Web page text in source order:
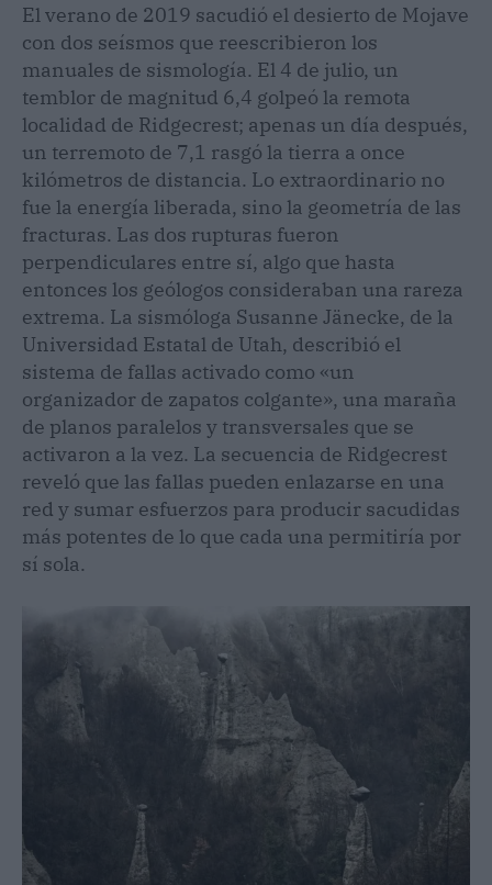
El verano de 2019 sacudió el desierto de Mojave
con dos seísmos que reescribieron los
manuales de sismología. El 4 de julio, un
temblor de magnitud 6,4 golpeó la remota
localidad de Ridgecrest; apenas un día después,
un terremoto de 7,1 rasgó la tierra a once
kilómetros de distancia. Lo extraordinario no
fue la energía liberada, sino la geometría de las
fracturas. Las dos rupturas fueron
perpendiculares entre sí, algo que hasta
entonces los geólogos consideraban una rareza
extrema. La sismóloga Susanne Jänecke, de la
Universidad Estatal de Utah, describió el
sistema de fallas activado como «un
organizador de zapatos colgante», una maraña
de planos paralelos y transversales que se
activaron a la vez. La secuencia de Ridgecrest
reveló que las fallas pueden enlazarse en una
red y sumar esfuerzos para producir sacudidas
más potentes de lo que cada una permitiría por
sí sola.